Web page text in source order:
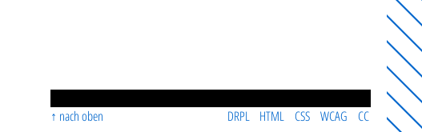
DRPL HTML CSS WCAG CC
nach oben